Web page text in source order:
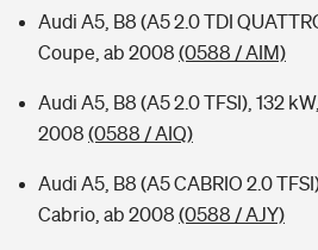
Audi A5, B8 (A5 2.0 TDI
Coupe, ab 2008 (0588 / AIM)
Audi A5, B8 (A5 2.0 TFSI), 132
2008 (0588 / AIQ)
Audi A5, B8 (A5 CABRIO 2.0
Cabrio, ab 2008 (0588 / AJY)